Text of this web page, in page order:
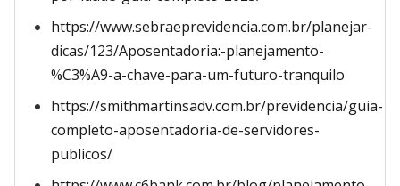
https://www.sebraeprevidencia.com.br/planejar-
dicas/123/Aposentadoria:-planejamento-
%C3%A9-a-chave-para-um-futuro-tranquilo
https://smithmartinsadv.com.br/previdencia/guia-
completo-aposentadoria-de-servidores-
publicos/